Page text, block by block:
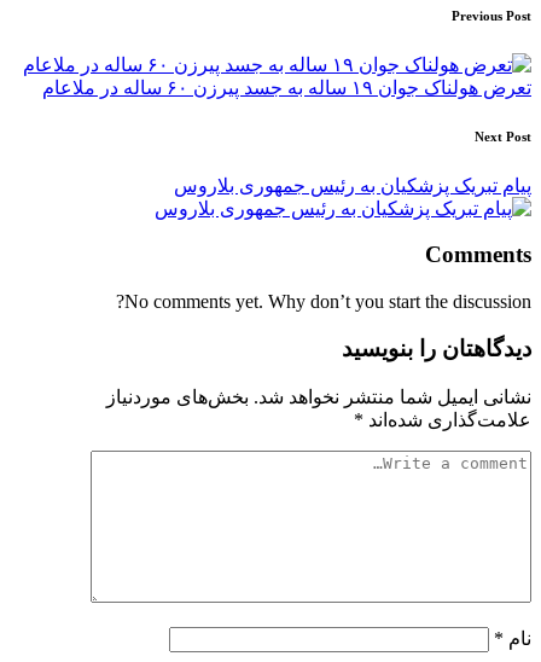
Post
navigation
Previous Post
تعرض هولناک جوان ۱۹ ساله به جسد پیرزن ۶۰ ساله در ملاعام
Next Post
پیام تبریک پزشکیان به رئیس‌ جمهوری بلاروس
Comments
No comments yet. Why don’t you start the discussion?
دیدگاهتان را بنویسید
نشانی ایمیل شما منتشر نخواهد شد. بخش‌های موردنیاز
علامت‌گذاری شده‌اند *
نام *